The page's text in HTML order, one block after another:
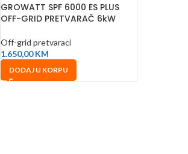
GROWATT SPF 6000 ES PLUS
OFF-GRID PRETVARAČ 6kW
Off-grid pretvaraci
1.650,00KM
DODAJ U KORPU